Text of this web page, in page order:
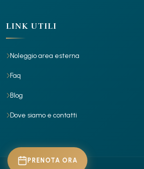
LINK UTILI
Noleggio area esterna
Faq
Blog
Dove siamo e contatti
PRENOTA ORA